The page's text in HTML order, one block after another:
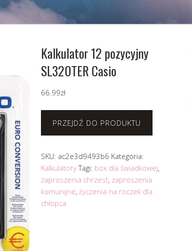
Kalkulator 12 pozycyjny
SL320TER Casio
66.99zł
PRZEJDŹ DO PRODUKTU
SKU: ac2e3d9493b6 Kategoria:
Kalkulatory Tagi: box dla świadkowej,
zaproszenia chrzest, zaproszenia
komunijne, życzenia na roczek dla
chłopca